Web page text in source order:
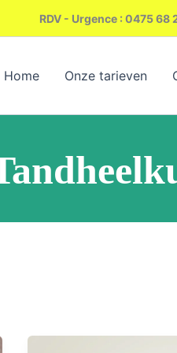
RDV - Urgence : 0475
Home Onze tarieven